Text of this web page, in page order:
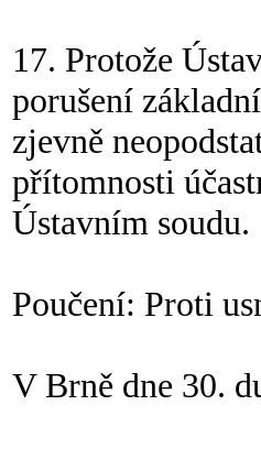
17. Protože
porušení
zjevně
přítomnosti
Ústavním soudu.
Poučení: Proti
V Brně dne 30.